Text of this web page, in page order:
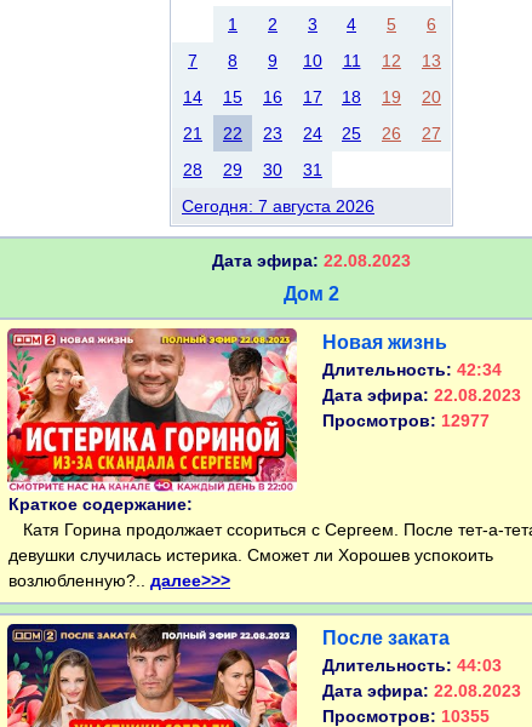
1
2 3 4 5
6
7
8 9 10 11 12
13
14
15 16 17 18 19
20
21
22 23 24 25 26
27
28
29 30
31
Сегодня: 7 августа 2026
Дата эфира: 22.08.2023
Дом 2
Новая жизнь
Длительность: 42:34
Дата эфира: 22.08.2023
Просмотров: 12977
Краткое содержание:
Катя Горина продолжает ссориться с Сергеем. После тет-а-
девушки случилась истерика. Сможет ли Хорошев успокоить
возлюбленную?.. далее>>>
После заката
Длительность: 44:03
Дата эфира: 22.08.2023
Просмотров: 10355